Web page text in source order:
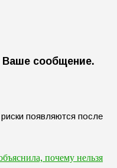
сообщение.
почему нельзя